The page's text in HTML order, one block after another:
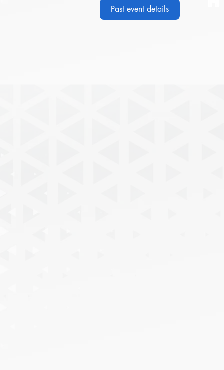
Past event details